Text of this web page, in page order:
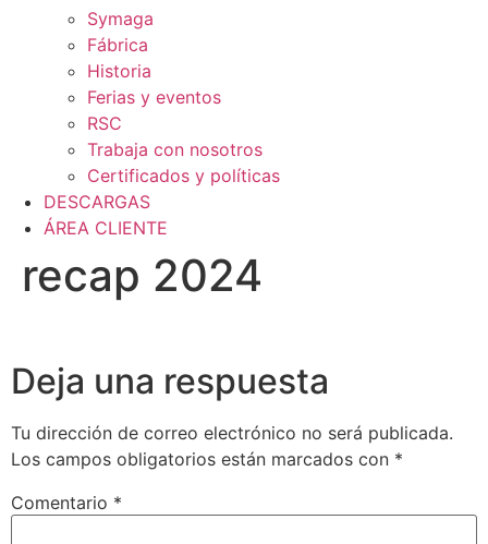
Symaga
Fábrica
Historia
Ferias y eventos
RSC
Trabaja con nosotros
Certificados y políticas
DESCARGAS
ÁREA CLIENTE
recap 2024
Deja una respuesta
Tu dirección de correo electrónico no será publicada.
Los campos obligatorios están marcados con *
Comentario *